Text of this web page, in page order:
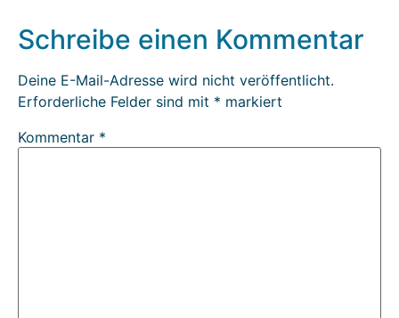
Schreibe einen Kommentar
Deine E-Mail-Adresse wird nicht veröffentlicht.
Erforderliche Felder sind mit * markiert
Kommentar *